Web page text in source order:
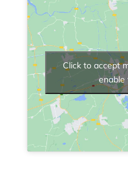
Click to accept
enable